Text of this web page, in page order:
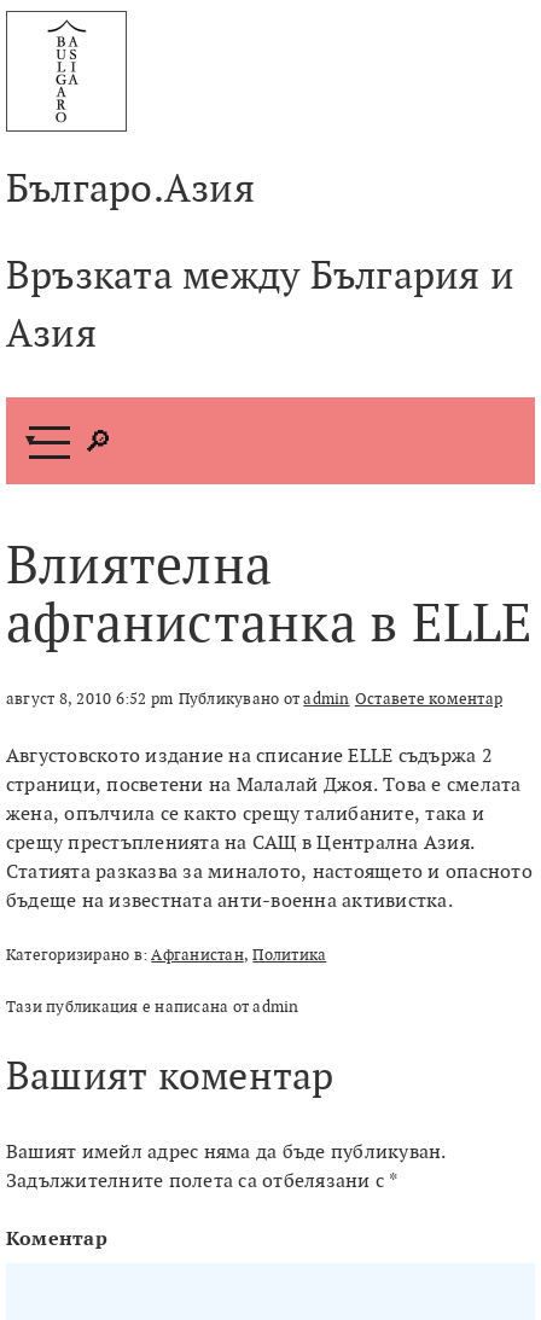
Към
съдържанието
Българо.Азия
Връзката между България и
Азия
М
н
Влиятелна
афганистанка в ELLE
август 8, 2010 6:52 pm Публикувано отadmin Оставете коментар
Августовското издание на списание ELLE съдържа 2
страници, посветени на Малалай Джоя. Това е смелата
жена, опълчила се както срещу талибаните, така и
срещу престъпленията на САЩ в Централна Азия.
Статията разказва за миналото, настоящето и опасното
бъдеще на известната анти-военна активистка.
Категоризирано в:Афганистан,Политика
Тази публикация е написана от admin
Вашият коментар
Вашият имейл адрес няма да бъде публикуван.
Задължителните полета са отбелязани с *
Коментар